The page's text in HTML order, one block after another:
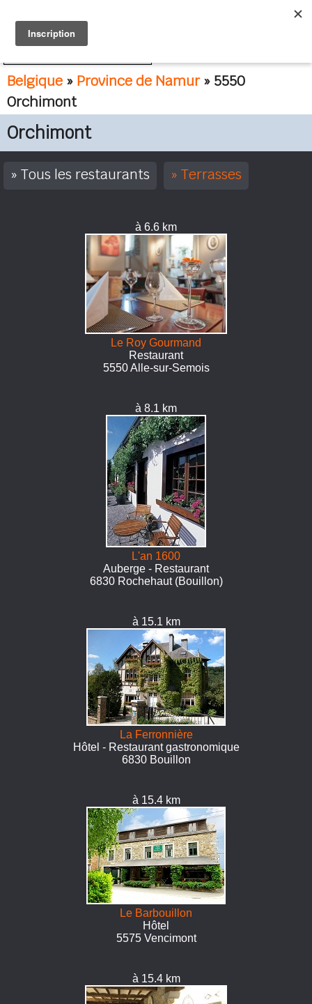
Belgique » Province de Namur» 5550
Orchimont
Orchimont
Tous les restaurants Terrasses
à 6.6 km
Le Roy Gourmand
Restaurant
5550 Alle-sur-Semois
à 8.1 km
L'an 1600
Auberge - Restaurant
6830 Rochehaut (Bouillon)
à 15.1 km
La Ferronnière
Hôtel - Restaurant gastronomique
6830 Bouillon
à 15.4 km
Le Barbouillon
Hôtel
5575 Vencimont
à 15.4 km